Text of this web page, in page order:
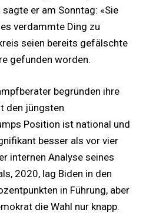
er am Sonntag: «Sie
verdammte Ding zu
seien bereits gefälschte
gefunden worden.
begründen ihre
den jüngsten
Position ist national und
besser als vor vier
internen Analyse seines
2020, lag Biden in den
in Führung, aber
die Wahl nur knapp.